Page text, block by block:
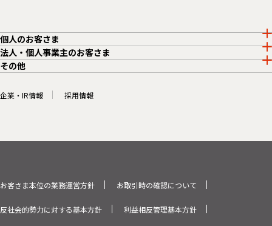
個人のお客さま
法人・個人事業主のお客さま
その他
企業・IR情報 採用情報
お客さま本位の業務運営方針 お取引時の確認について
反社会的勢力に対する基本方針 利益相反管理基本方針